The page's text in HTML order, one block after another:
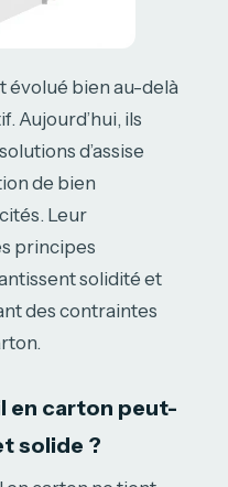
évolué bien au-delà
Aujourd’hui, ils
d’assise
de bien
Leur
principes
solidité et
des contraintes
en carton peut-
solide ?